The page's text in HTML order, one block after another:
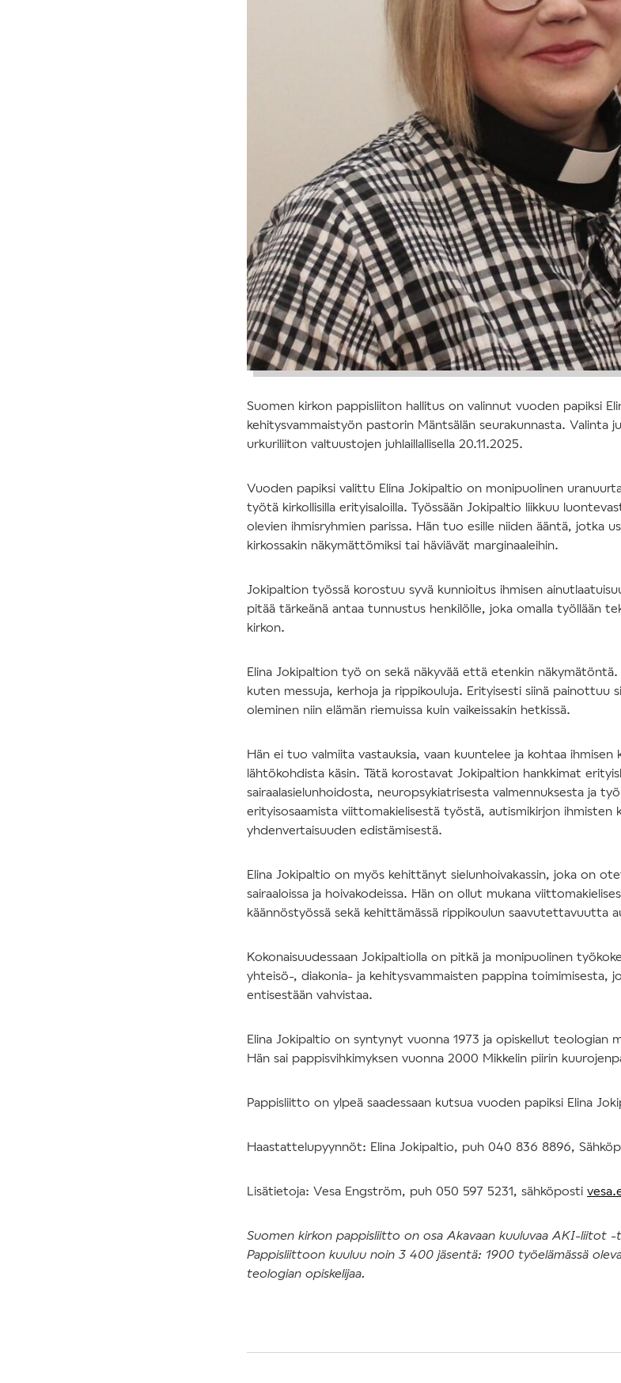
Suomen kirkon pappisliiton hallitus on valinnut vuoden papiksi
kehitysvammaistyön pastorin Mäntsälän seurakunnasta. Valinta
urkuriliiton valtuustojen juhlaillallisella 20.11.2025.
Vuoden papiksi valittu Elina Jokipaltio on monipuolinen
työtä kirkollisilla erityisaloilla. Työssään Jokipaltio liikkuu
olevien ihmisryhmien parissa. Hän tuo esille niiden ääntä, jotka
kirkossakin näkymättömiksi tai häviävät marginaaleihin.
Jokipaltion työssä korostuu syvä kunnioitus ihmisen
pitää tärkeänä antaa tunnustus henkilölle, joka omalla työllään
kirkon.
Elina Jokipaltion työ on sekä näkyvää että etenkin
kuten messuja, kerhoja ja rippikouluja. Erityisesti siinä painottuu
oleminen niin elämän riemuissa kuin vaikeissakin hetkissä.
Hän ei tuo valmiita vastauksia, vaan kuuntelee ja kohtaa ihmisen
lähtökohdista käsin. Tätä korostavat Jokipaltion hankkimat
sairaalasielunhoidosta, neuropsykiatrisesta valmennuksesta ja
erityisosaamista viittomakielisestä työstä, autismikirjon ihmisten
yhdenvertaisuuden edistämisestä.
Elina Jokipaltio on myös kehittänyt sielunhoivakassin, joka on
sairaaloissa ja hoivakodeissa. Hän on ollut mukana
käännöstyössä sekä kehittämässä rippikoulun saavutettavuutta
Kokonaisuudessaan Jokipaltiolla on pitkä ja monipuolinen
yhteisö-, diakonia- ja kehitysvammaisten pappina toimimisesta,
entisestään vahvistaa.
Elina Jokipaltio on syntynyt vuonna 1973 ja opiskellut teologian
Hän sai pappisvihkimyksen vuonna 2000 Mikkelin piirin
Pappisliitto on ylpeä saadessaan kutsua vuoden papiksi Elina
Haastattelupyynnöt: Elina Jokipaltio, puh 040 836 8896,
Lisätietoja: Vesa Engström, puh 050 597 5231, sähköposti
Suomen kirkon pappisliitto on osa Akavaan kuuluvaa AKI-liitot -
Pappisliittoon kuuluu noin 3 400 jäsentä: 1900 työelämässä
teologian opiskelijaa.